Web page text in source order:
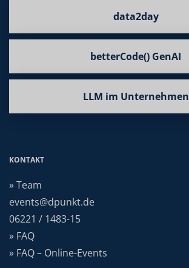
data2day
betterCode() GenAI
LLM im Unternehmen
KONTAKT
» Team
events@dpunkt.de
06221 / 1483-15
» FAQ
» FAQ – Online-Events